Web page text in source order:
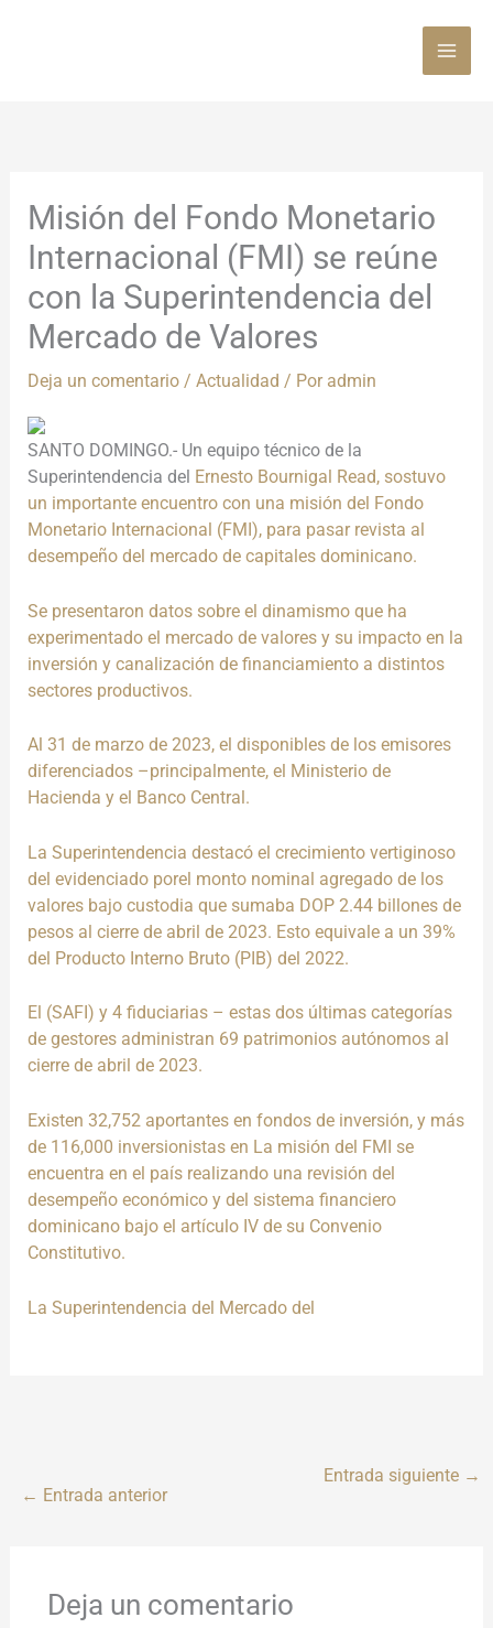
Misión del Fondo Monetario
Internacional (FMI) se reúne
con la Superintendencia del
Mercado de Valores
Deja un comentario / Actualidad / Por admin
SANTO DOMINGO.- Un equipo técnico de la
Superintendencia del Ernesto Bournigal Read, sostuvo
un importante encuentro con una misión del Fondo
Monetario Internacional (FMI), para pasar revista al
desempeño del mercado de capitales dominicano.
Se presentaron datos sobre el dinamismo que ha
experimentado el mercadodevalores y su impacto en la
inversión y canalización de financiamiento a distintos
sectores productivos.
Al 31 de marzo de 2023, el disponibles delos emisores
diferenciados –principalmente, el Ministerio de
Hacienda y el Banco Central .
La Superintendencia destacó el crecimiento vertiginoso
del evidenciado porel monto nominal agregado de los
valores bajo custodia que sumaba DOP 2.44 billones de
pesos al cierre de abril de 2023. Esto equivale a un 39%
del Producto Interno Bruto (PIB) del 2022.
El (SAFI) y 4 fiduciarias – estas dos últimas categorías
de gestores administran 69 patrimonios autónomosal
cierre de abril de 2023.
Existen 32,752 aportantesen fondos de inversión, y más
de 116,000 inversionistas en La misión del FMI se
encuentra en el país realizando una revisión del
desempeño económico y del sistema financiero
dominicano bajo el artículo IV de su Convenio
Constitutivo.
La Superintendencia del Mercado del
← Entrada anterior
Entrada siguiente →
Deja un comentario